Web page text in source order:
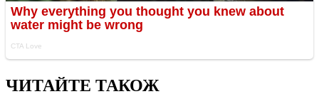
ЧИТАЙТЕ ТАКОЖ